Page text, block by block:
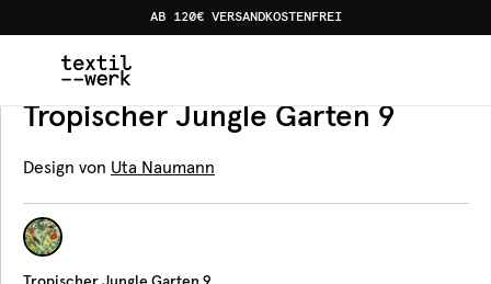
AB 120€ VERSANDKOSTENFREI
Produkte Bettwäsche Tropischer Jungle
Bettwäsche
Tropischer Jungle Garten 9
Design von Uta Naumann